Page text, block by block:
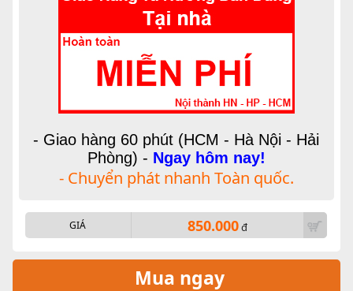
- Giao hàng 60 phút (HCM - Hà Nội - Hải
Phòng) - Ngay hôm nay!
- Chuyển phát nhanh Toàn quốc.
GIÁ 850.000đ
Mua ngay